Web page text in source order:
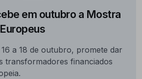
em outubro a Mostra
a 18 de outubro, promete dar
transformadores financiados